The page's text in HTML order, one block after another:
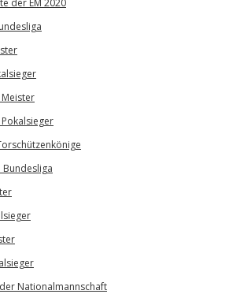
der EM 2020
Nationalmannschaft